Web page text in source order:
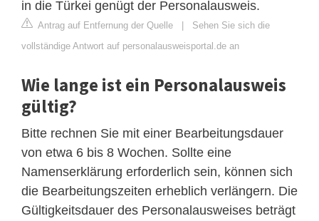
in die Türkei genügt der Personalausweis.
Antrag auf Entfernung der Quelle | Sehen Sie sich die
vollständige Antwort auf personalausweisportal.de an
Wie lange ist ein Personalausweis
gültig?
Bitte rechnen Sie mit einer Bearbeitungsdauer
von etwa 6 bis 8 Wochen. Sollte eine
Namenserklärung erforderlich sein, können sich
die Bearbeitungszeiten erheblich verlängern. Die
Gültigkeitsdauer des Personalausweises beträgt